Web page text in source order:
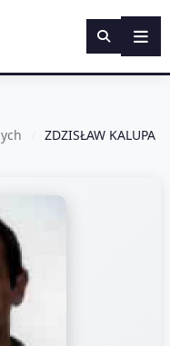
ZDZISŁAW KALUPA